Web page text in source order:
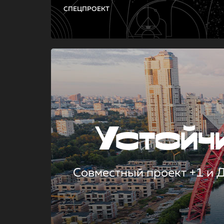
СПЕЦПРОЕКТ
Совместный проект +1 и